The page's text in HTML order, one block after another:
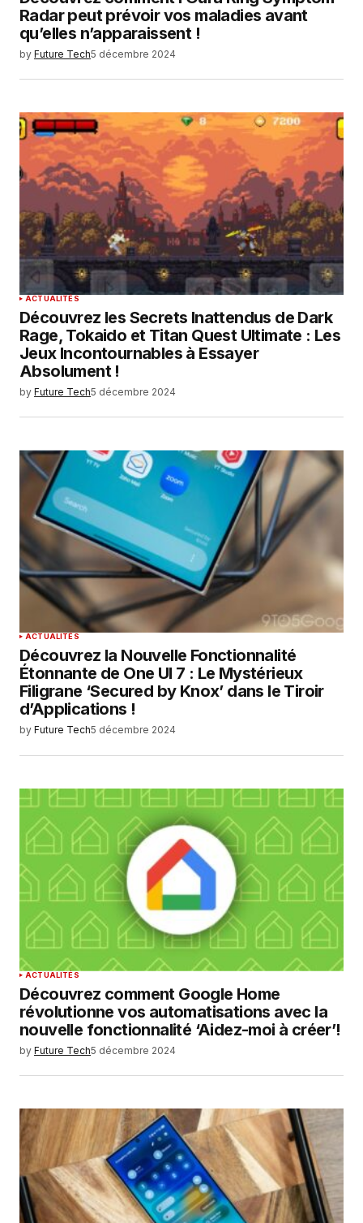
Radar peut prévoir vos maladies avant
qu’elles n’apparaissent !
by Future Tech5 décembre 2024
ACTUALITÉS
Découvrez les Secrets Inattendus de Dark
Rage, Tokaido et Titan Quest Ultimate : Les
Jeux Incontournables à Essayer
Absolument !
by Future Tech5 décembre 2024
ACTUALITÉS
Découvrez la Nouvelle Fonctionnalité
Étonnante de One UI 7 : Le Mystérieux
Filigrane ‘Secured by Knox’ dans le Tiroir
d’Applications !
by Future Tech5 décembre 2024
ACTUALITÉS
Découvrez comment Google Home
révolutionne vos automatisations avec la
nouvelle fonctionnalité ‘Aidez-moi à créer’!
by Future Tech5 décembre 2024